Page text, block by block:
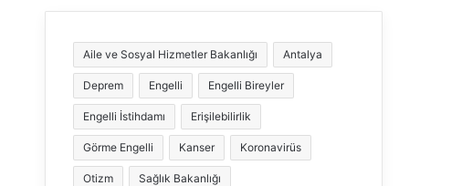
Aile ve Sosyal Hizmetler Bakanlığı Antalya
Deprem Engelli Engelli Bireyler
Engelli İstihdamı Erişilebilirlik
Görme Engelli Kanser Koronavirüs
Otizm Sağlık Bakanlığı